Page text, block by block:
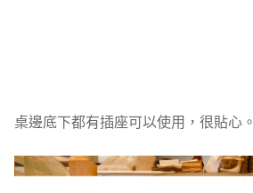
桌邊底下都有插座可以使用，很貼心。